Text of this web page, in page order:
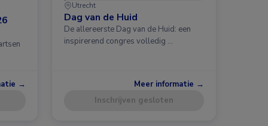
→
Utrecht
Dag van de Huid
De allereerste Dag van de Huid: een
inspirerend congres volledig …
Meer informatie →
Inschrijven gesloten